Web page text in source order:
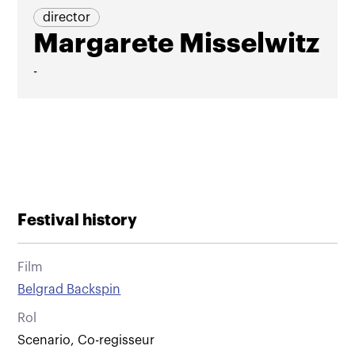
director
Margarete Misselwitz
-
Festival history
Film
Belgrad Backspin
Rol
Scenario, Co-regisseur